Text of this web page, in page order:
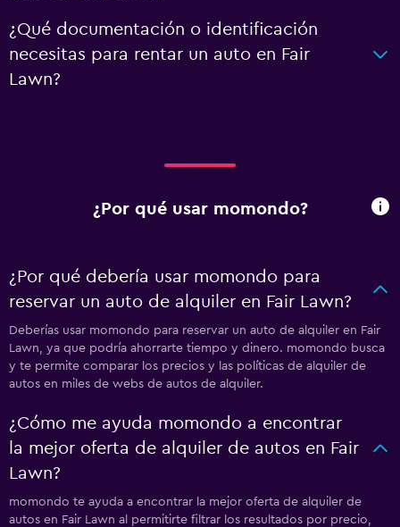
¿Qué documentación o identificación
necesitas para rentar un auto en Fair
Lawn?
¿Por qué usar momondo?
¿Por qué debería usar momondo para
reservar un auto de alquiler en Fair Lawn?
Deberías usar momondo para reservar un auto de alquiler en Fair
Lawn, ya que podría ahorrarte tiempo y dinero. momondo busca
y te permite comparar los precios y las políticas de alquiler de
autos en miles de webs de autos de alquiler.
¿Cómo me ayuda momondo a encontrar
la mejor oferta de alquiler de autos en Fair
Lawn?
momondo te ayuda a encontrar la mejor oferta de alquiler de
autos en Fair Lawn al permitirte filtrar los resultados por precio,